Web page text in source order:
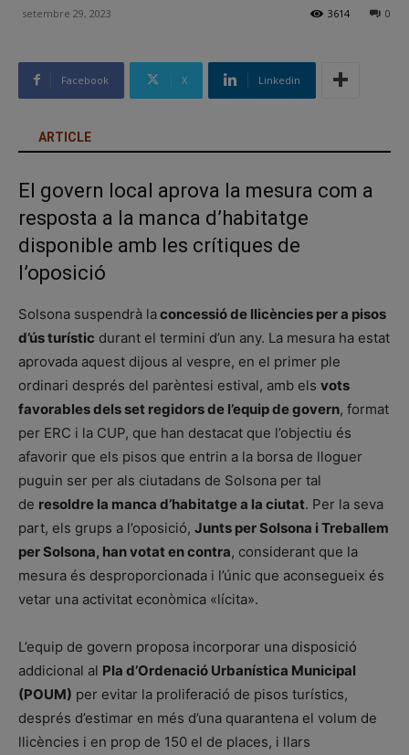
setembre 29, 2023 0
3614
Facebook X Linkedin
ARTICLE
El govern local aprova la mesura com a
resposta a la manca d’habitatge
disponible amb les crítiques de
l’oposició
Solsona suspendrà laconcessió de llicències per a pisos
d’ús turístic durant el termini d’un any. La mesura ha estat
aprovada aquest dijous al vespre, en el primer ple
ordinari després del parèntesi estival, amb els vots
favorables dels set regidors de l’equip de govern, format
per ERC i la CUP, que han destacat que l’objectiu és
afavorir que els pisos que entrin a la borsa de lloguer
puguin ser per als ciutadans de Solsona per tal
de resoldre la manca d’habitatge a la ciutat. Per la seva
part, els grups a l’oposició, Junts per Solsona i Treballem
per Solsona, han votat en contra, considerant que la
mesura és desproporcionada i l’únic que aconsegueix és
vetar una activitat econòmica «lícita».
L’equip de govern proposa incorporar una disposició
addicional al Pla d’Ordenació Urbanística Municipal
(POUM) per evitar la proliferació de pisos turístics,
després d’estimar en més d’una quarantena el volum de
llicències i en prop de 150 el de places, i llars